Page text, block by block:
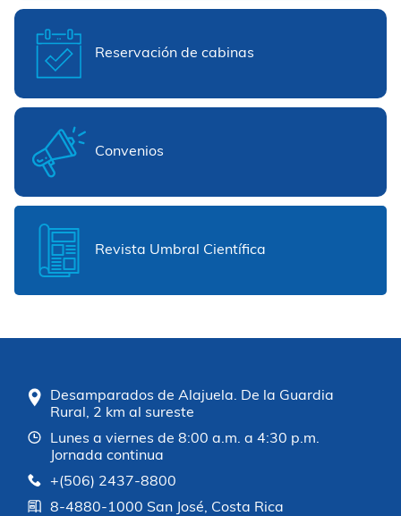
Reservación de cabinas
Convenios
Revista Umbral Científica
Desamparados de Alajuela. De la Guardia
Rural, 2 km al sureste
Lunes a viernes de 8:00 a.m. a 4:30 p.m.
Jornada continua
+(506) 2437-8800
8-4880-1000 San José, Costa Rica